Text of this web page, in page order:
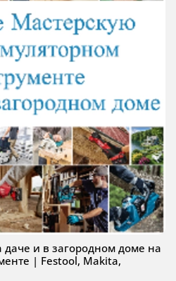
даче и в загородном доме на
| Festool, Makita,